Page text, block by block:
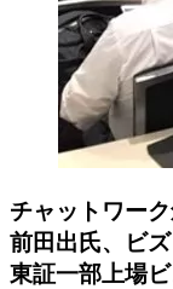
チャットワー
前田出氏、ビ
東証一部上場